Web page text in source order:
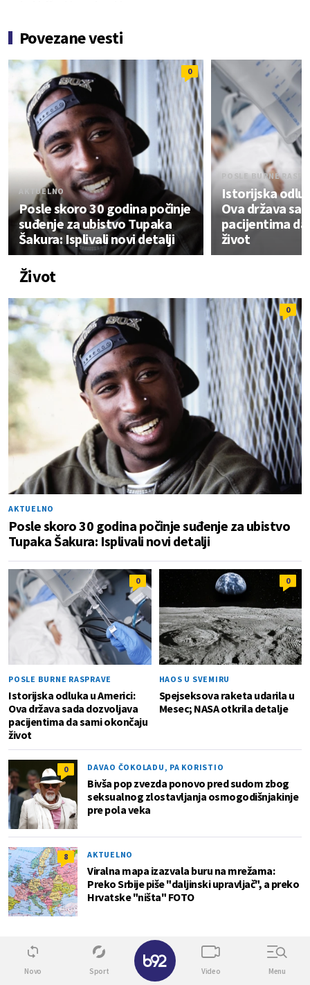
Povezane vesti
0
AKTUELNO
Posle skoro 30 godina počinje
suđenje za ubistvo Tupaka
Šakura: Isplivali novi detalji
POSLE BURNE
Istorijska
Ova država
pacijentima
život
Život
0
AKTUELNO
Posle skoro 30 godina počinje suđenje za ubistvo
Tupaka Šakura: Isplivali novi detalji
0
POSLE BURNE RASPRAVE
Istorijska odluka u Americi:
Ova država sada dozvoljava
pacijentima da sami okončaju
život
0
HAOS U SVEMIRU
Spejseksova raketa udarila u
Mesec; NASA otkrila detalje
0 DAVAO ČOKOLADU, PA KORISTIO
Bivša pop zvezda ponovo pred sudom zbog
seksualnog zlostavljanja osmogodišnjakinje
pre pola veka
8 AKTUELNO
Viralna mapa izazvala buru na mrežama:
Preko Srbije piše "daljinski upravljač", a preko
Hrvatske "ništa" FOTO
Superžena
Novo Sport Video Menu
✕